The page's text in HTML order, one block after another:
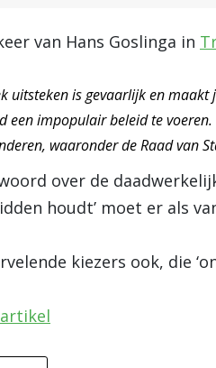
van Hans Goslinga in
uitsteken is gevaarlijk en
een impopulair beleid te
waaronder de Raad van
over de
houdt’ moet er als
kiezers ook, die